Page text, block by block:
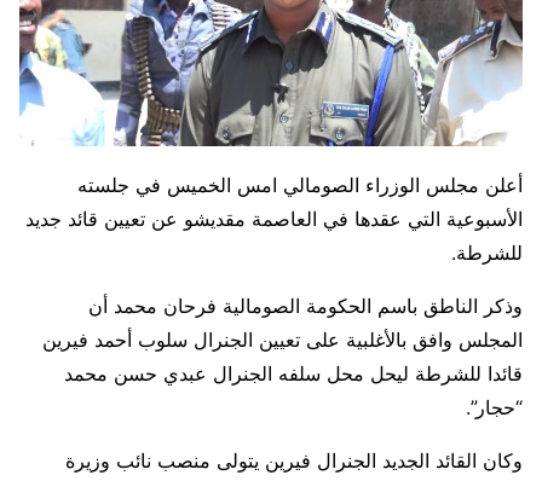
أعلن مجلس الوزراء الصومالي امس الخميس في جلسته
الأسبوعية التي عقدها في العاصمة مقديشو عن تعيين قائد جديد
للشرطة.
وذكر الناطق باسم الحكومة الصومالية فرحان محمد أن
المجلس وافق بالأغلبية على تعيين الجنرال سلوب أحمد فيرين
قائدا للشرطة ليحل محل سلفه الجنرال عبدي حسن محمد
“حجار”.
وكان القائد الجديد الجنرال فيرين يتولى منصب نائب وزيرة